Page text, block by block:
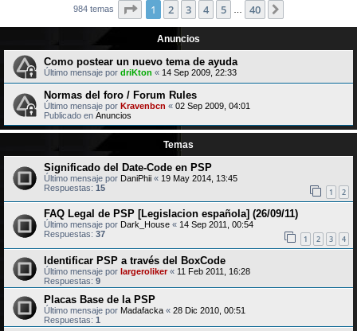
984 temas Página de 40
1 2 3 4 5 40
Anuncios
Como postear un nuevo tema de ayuda
Último mensaje por driKton « 14 Sep 2009, 22:33
Normas del foro / Forum Rules
Último mensaje por Kravenbcn « 02 Sep 2009, 04:01
Publicado en Anuncios
Temas
Significado del Date-Code en PSP
Último mensaje por DaniPhii « 19 May 2014, 13:45
Respuestas: 15 1 2
FAQ Legal de PSP [Legislacion española] (26/09/11)
Último mensaje por Dark_House « 14 Sep 2011, 00:54
Respuestas: 37 1 2 3 4
Identificar PSP a través del BoxCode
Último mensaje por largeroliker« 11 Feb 2011, 16:28
Respuestas: 9
Placas Base de la PSP
Último mensaje por Madafacka « 28 Dic 2010, 00:51
Respuestas: 1